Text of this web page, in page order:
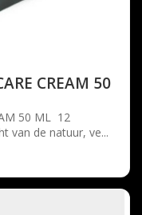
CREAM 50
50 ML 12
van de natuur, ve...